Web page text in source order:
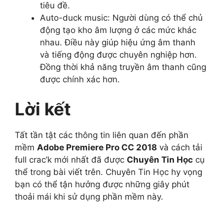
tiêu đề.
Auto-duck music: Người dùng có thể chủ
động tạo kho âm lượng ở các mức khác
nhau. Điều này giúp hiệu ứng âm thanh
và tiếng động được chuyên nghiệp hơn.
Đồng thời khả năng truyền âm thanh cũng
được chính xác hơn.
Lời kết
Tất tần tật các thông tin liên quan đến phần
mềm Adobe Premiere Pro CC 2018 và cách tải
full crac’k mới nhất đã được Chuyên Tin Học cụ
thể trong bài viết trên. Chuyên Tin Học hy vọng
bạn có thể tận hưởng được những giây phút
thoải mái khi sử dụng phần mềm này.